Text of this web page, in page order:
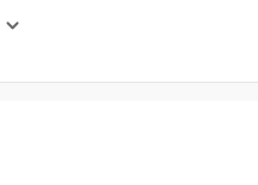
Chinese textbook, etc.